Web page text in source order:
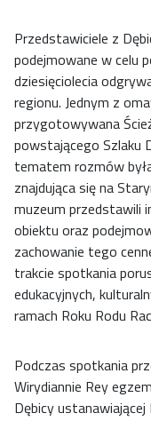
Przedstawiciele z
podejmowane w celu
dziesięciolecia
regionu. Jednym z
przygotowywana
powstającego Szlaku
tematem rozmów
znajdująca się na
muzeum przedstawili
obiektu oraz
zachowanie tego
trakcie spotkania
edukacyjnych,
ramach Roku Rodu
Podczas spotkania
Wirydiannie Rey
Dębicy ustanawiającej